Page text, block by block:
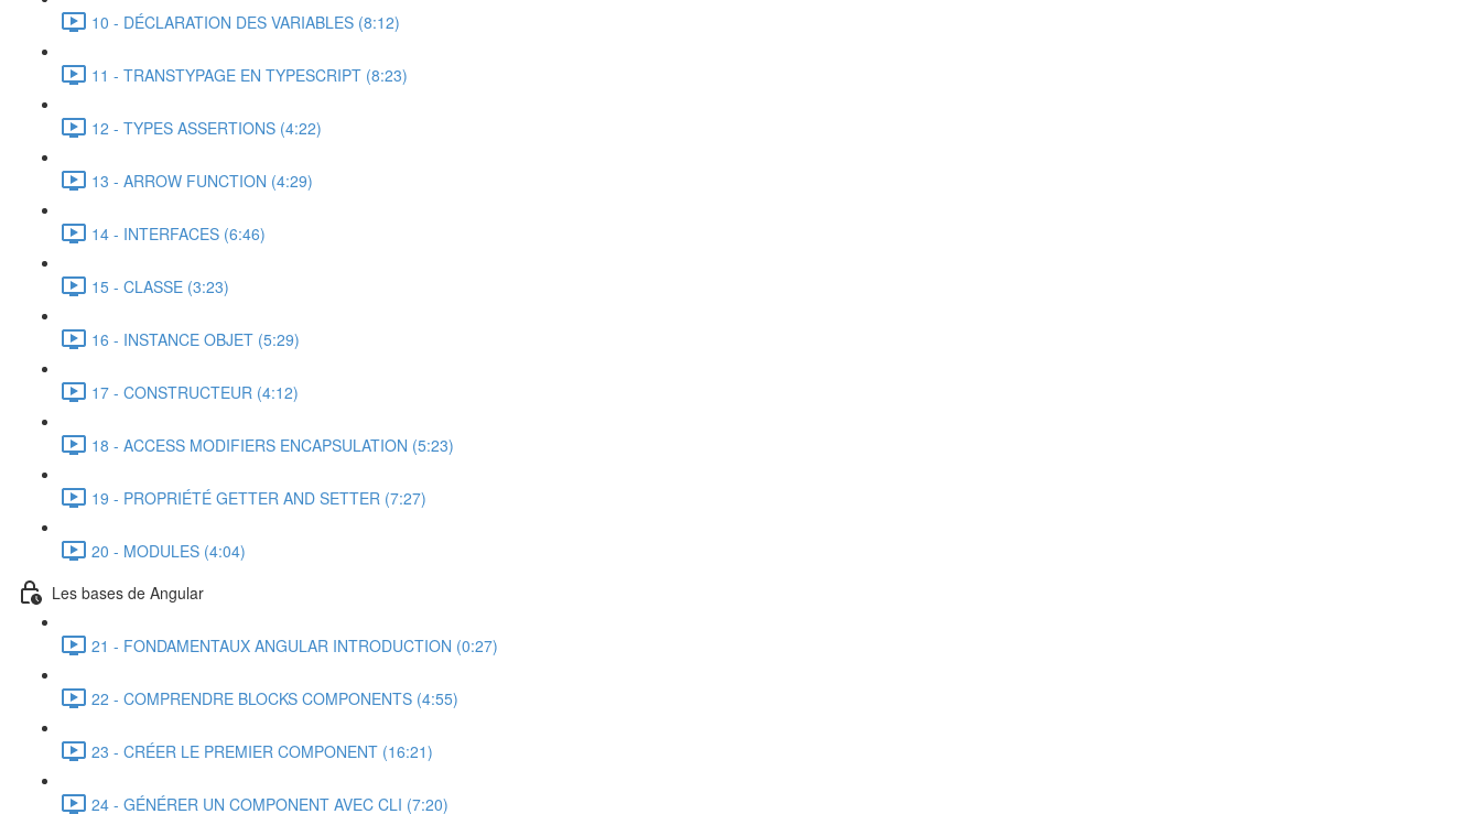
10 - DÉCLARATION DES VARIABLES (8:12)
11 - TRANSTYPAGE EN TYPESCRIPT (8:23)
12 - TYPES ASSERTIONS (4:22)
13 - ARROW FUNCTION (4:29)
14 - INTERFACES (6:46)
15 - CLASSE (3:23)
16 - INSTANCE OBJET (5:29)
17 - CONSTRUCTEUR (4:12)
18 - ACCESS MODIFIERS ENCAPSULATION (5:23)
19 - PROPRIÉTÉ GETTER AND SETTER (7:27)
20 - MODULES (4:04)
Les bases de Angular
21 - FONDAMENTAUX ANGULAR INTRODUCTION (0:27)
22 - COMPRENDRE BLOCKS COMPONENTS (4:55)
23 - CRÉER LE PREMIER COMPONENT (16:21)
24 - GÉNÉRER UN COMPONENT AVEC CLI (7:20)